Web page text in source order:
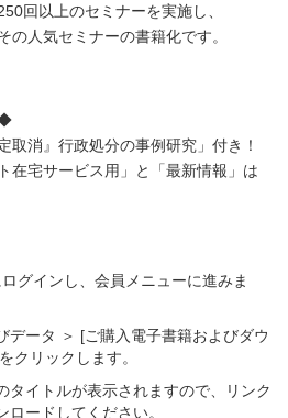
回以上のセミナーを実施し、
の人気セミナーの書籍化です。
◆
取消』行政処分の事例研究」付き！
在宅サービス用」と「最新情報」は
グインし、会員メニューに進みま
データ ＞ [ご購入電子書籍およびダウ
クリックします。
タイトルが表示されますので、リンク
ードしてください。